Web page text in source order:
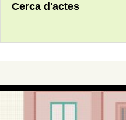
Cerca d'actes